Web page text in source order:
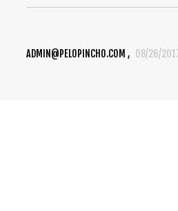
ADMIN@PELOPINCHO.COM 08/26/